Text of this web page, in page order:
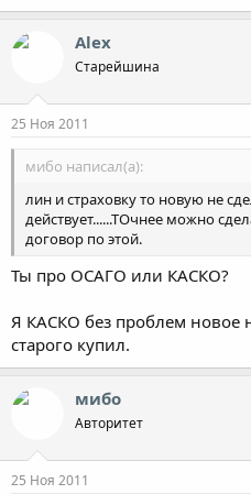
Alex
Старейшина
25 Ноя 2011
мибо написал(а):
лин и страховку то новую не
действует......ТОчнее можно
договор по этой.
Ты про ОСАГО или КАСКО?
Я КАСКО без проблем новое
старого купил.
мибо
Авторитет
25 Ноя 2011